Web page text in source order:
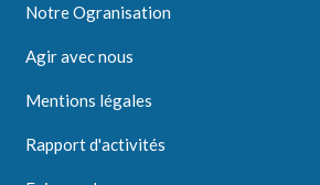
Notre Ogranisation
Agir avec nous
Mentions légales
Rapport d'activités